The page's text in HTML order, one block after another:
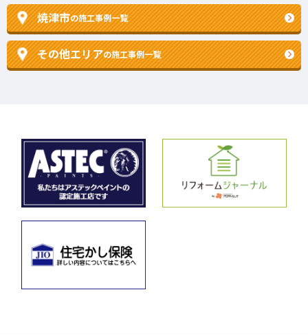
焼津市の施工事例一覧
その他エリアの施工事例一覧